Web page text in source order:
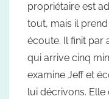
propriétaire est
tout, mais il
écoute. Il finit par
qui arrive cinq
examine Jeff et
lui décrivons. Elle